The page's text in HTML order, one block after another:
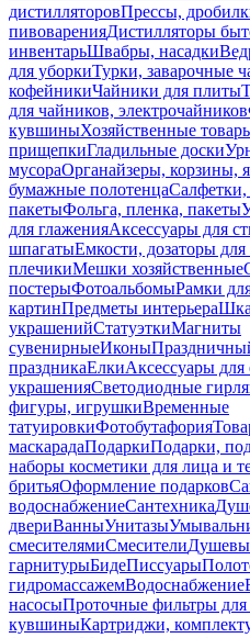
дистилляторовПрессы,
пивоваренияДистилляторы
инвентарьШвабры, насадки
для уборкиТурки, заварочные
кофейникиЧайники для плиты
для чайников, электрочайников
кувшиныХозяйственные
прищепкиГладильные доски
мусораОрганайзеры, корзины,
бумажные полотенца
пакетыФольга, пленка, пакеты
для глаженияАксессуары для
шпагатыЕмкости, дозаторы
плечикиМешки хозяйственные
постерыФотоальбомыРамки
картинПредметы интерьера
украшенийСтатуэткиМагниты
сувенирныеИконы
праздникаЕлкиАксессуары
украшенияСветодиодные
фигуры, игрушкиВременные
татуировкиФотобутафория
маскарадаПодаркиПодарки,
наборы косметики для лица и
бритьяОформление подарков
водоснабжениеСантехника
двериВанныУнитазы
смесителямиСмесители
гарнитурыБидеПиссуары
гидромассажемВодоснабжение
насосыПроточные фильтры
кувшиныКартриджи,